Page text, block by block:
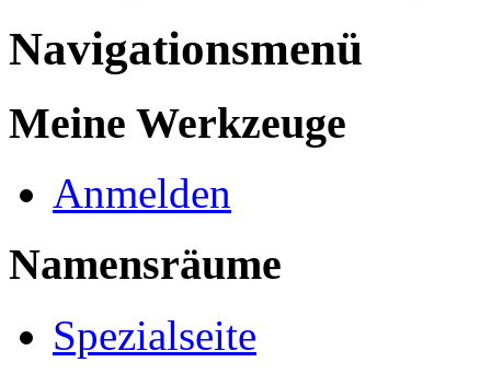
Navigationsmenü
Meine Werkzeuge
Anmelden
Namensräume
Spezialseite